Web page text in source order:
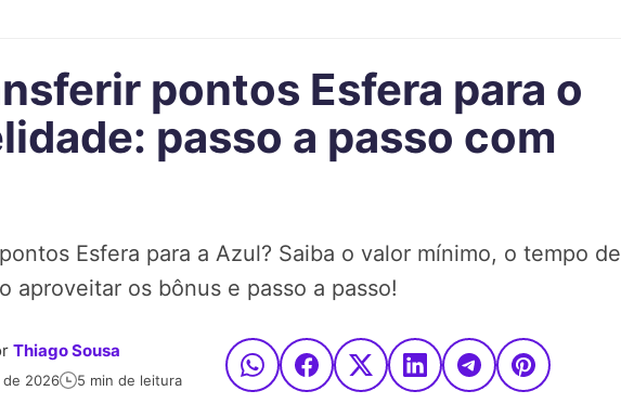
pontos Esfera para o
passo a passo com
Esfera para a Azul? Saiba o valor mínimo, o tempo de
aproveitar os bônus e passo a passo!
Thiago Sousa
de 2026 5 min de leitura